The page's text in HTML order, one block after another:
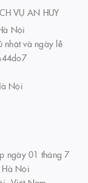
VỤ AN HUY
Nội
nhật và ngày lễ
Nội
ngày 01 tháng 7
Hà Nội